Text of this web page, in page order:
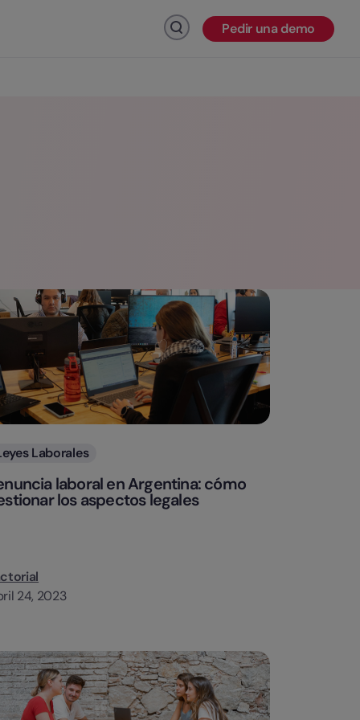
Haz click para buscar
Pedir una demo
Laborales
laboral en Argentina: cómo
los aspectos legales
24, 2023